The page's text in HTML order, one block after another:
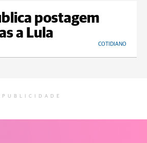
postagem
a Lula
COTIDIANO
PUBLICIDADE